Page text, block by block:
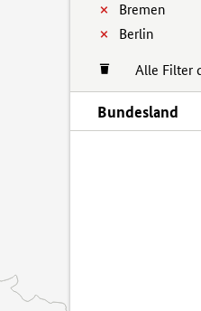
Bremen
Berlin
Alle Filter
Bundesland